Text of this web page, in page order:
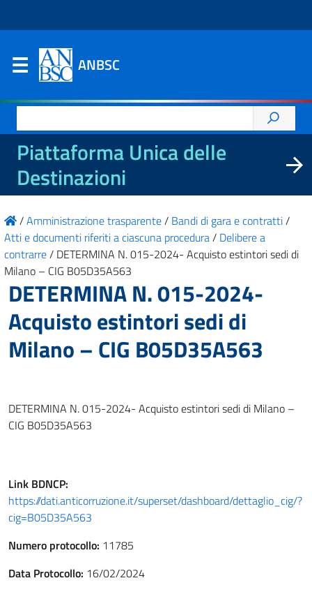
ANBSC
per:
Piattaforma Unica delle
Destinazioni
/Amministrazione trasparente/ Bandi di gara e contratti/
Atti e documenti riferiti a ciascuna procedura/ Delibere a
contrarre/ DETERMINA N. 015-2024- Acquisto estintori sedi di
Milano – CIG B05D35A563
DETERMINA N. 015-2024-
Acquisto estintori sedi di
Milano – CIG B05D35A563
DETERMINA N. 015-2024- Acquisto estintori sedi di Milano –
CIG B05D35A563
Link BDNCP:
https://dati.anticorruzione.it/superset/dashboard/dettaglio_cig/?
cig=B05D35A563
Numero protocollo: 11785
Data Protocollo: 16/02/2024